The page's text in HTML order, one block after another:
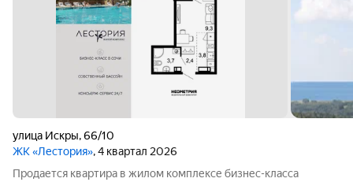
улица Искры,66/10
ЖК «Лестория», 4 квартал 2026
Продается квартира в жилом комплексе бизнес-класса